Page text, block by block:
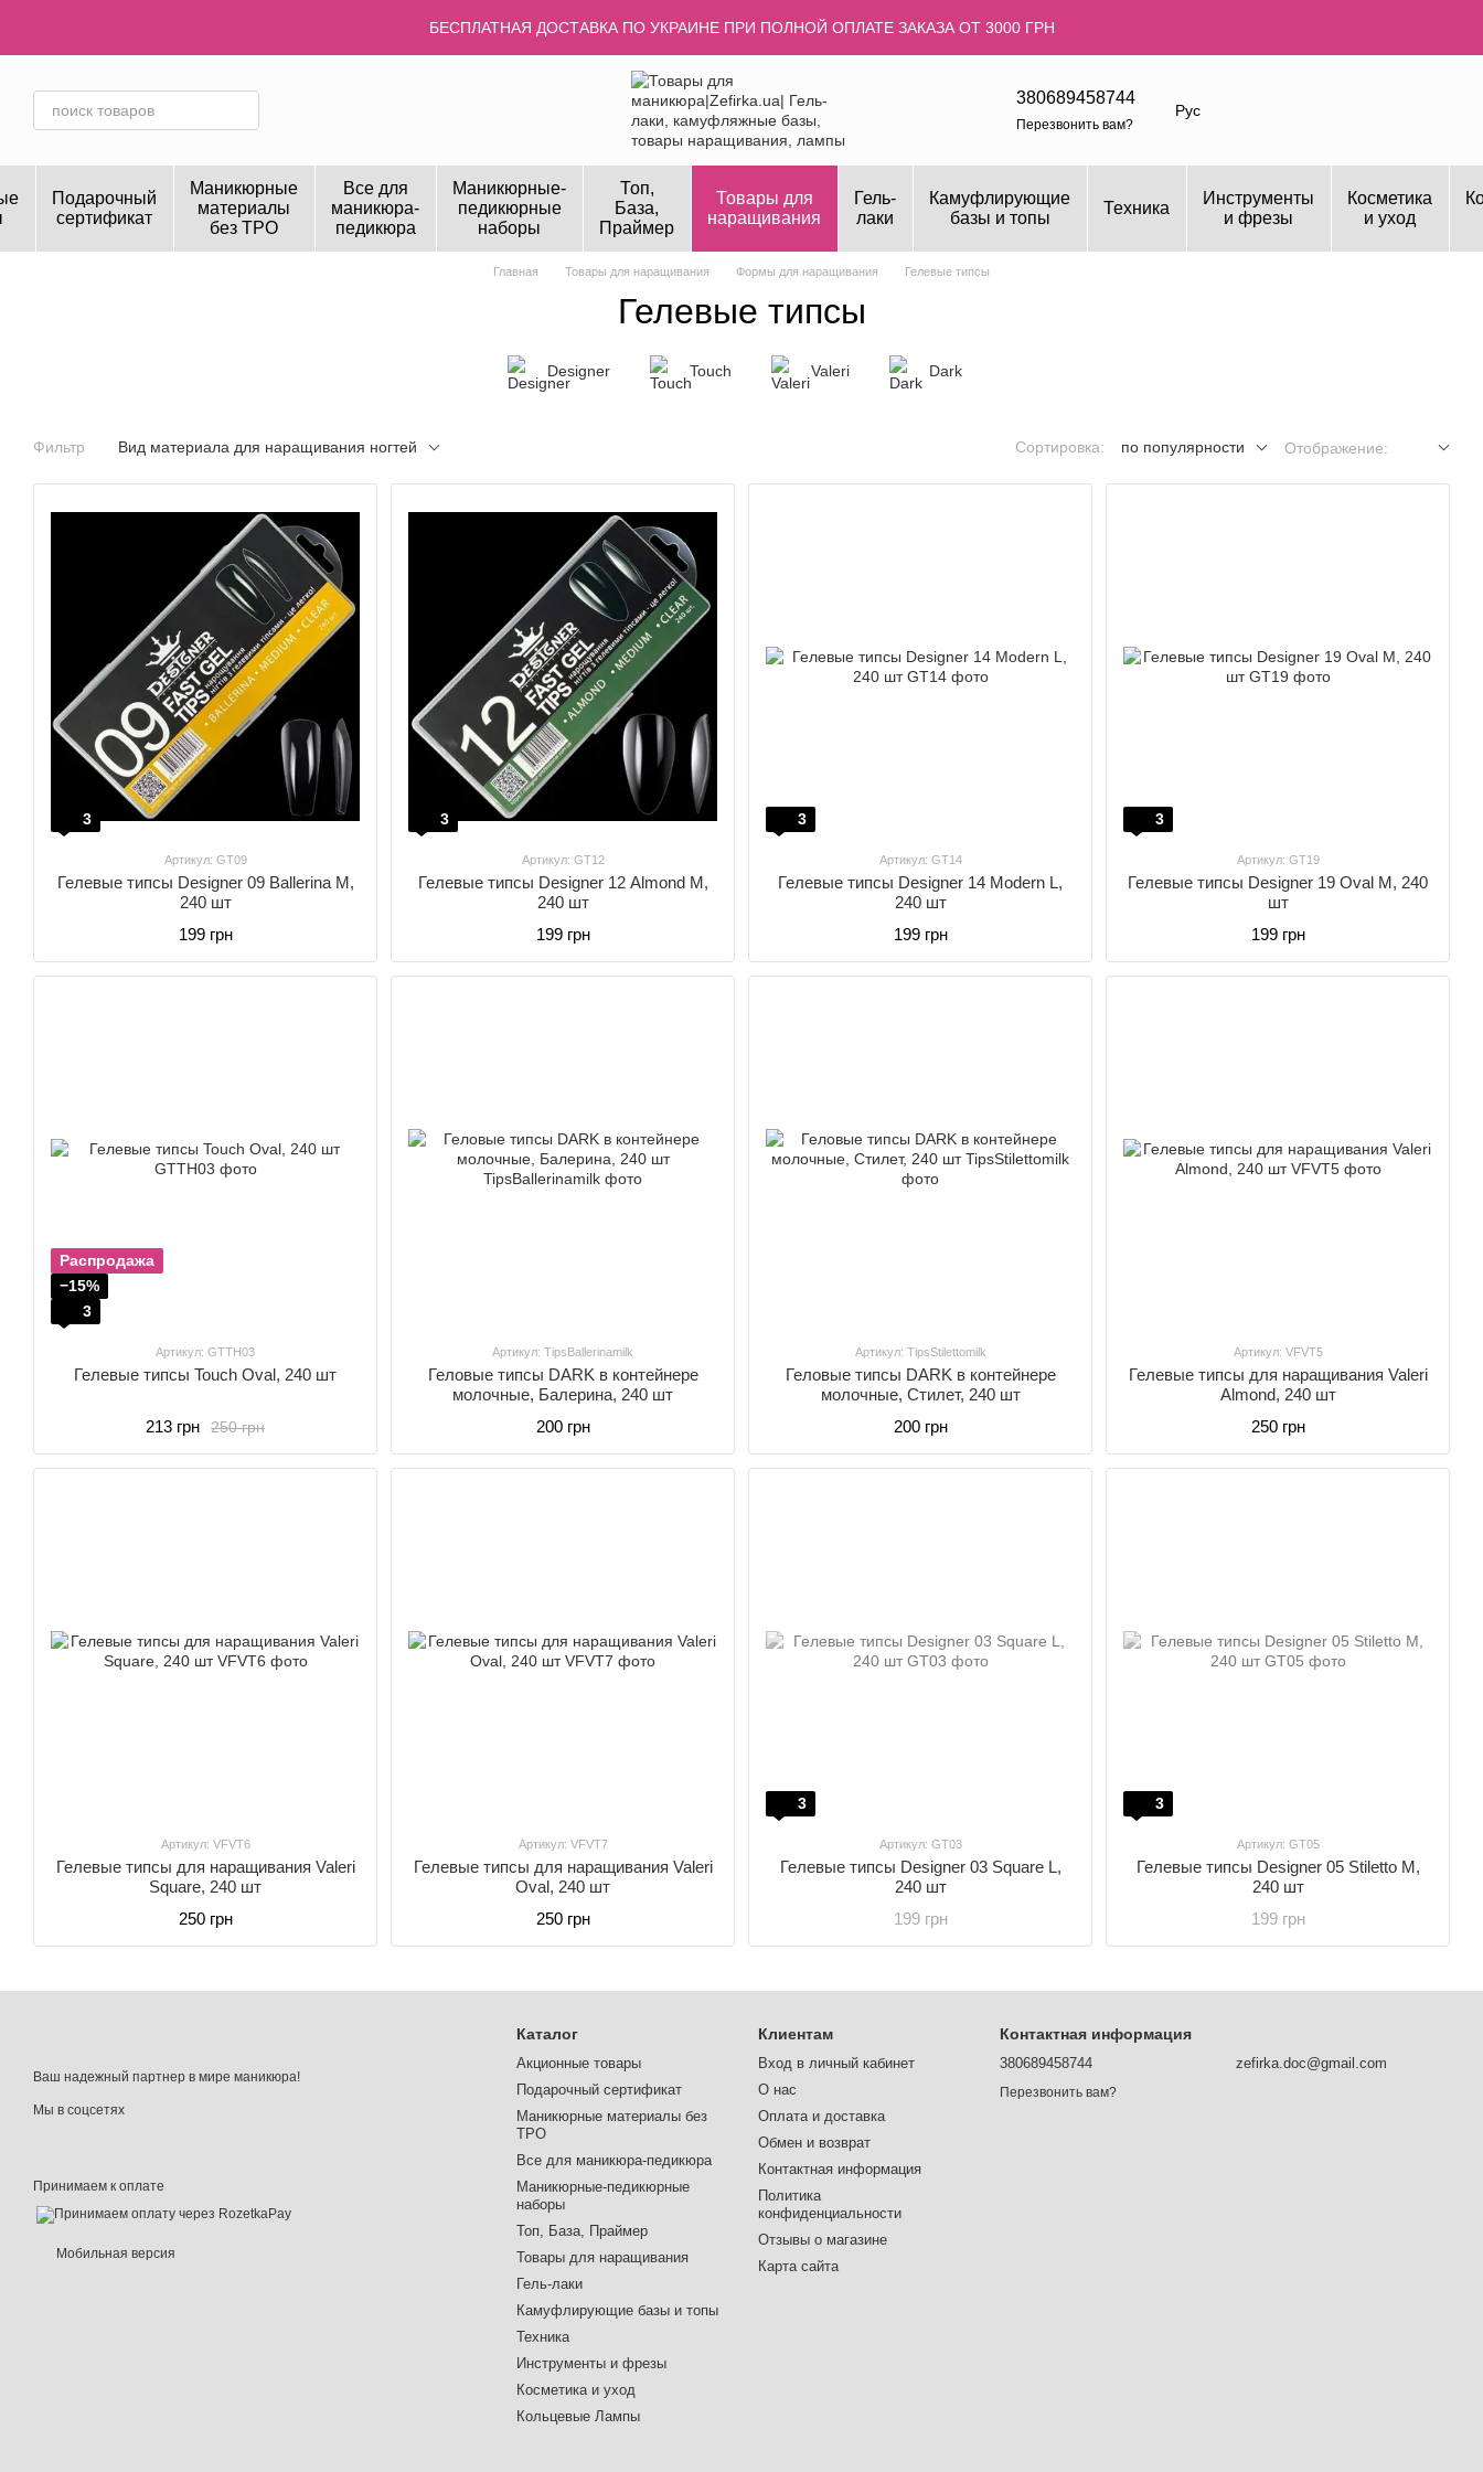
БЕСПЛАТНАЯ ДОСТАВКА ПО УКРАИНЕ ПРИ ПОЛНОЙ ОПЛАТЕ ЗАКАЗА ОТ 3000 ГРН
380689458744
Перезвонить вам?
Рус
Подарочный
сертификат
Маникюрные
материалы
без TPO
Все для
маникюра-
педикюра
Маникюрные-
педикюрные
наборы
Топ,
База,
Праймер
Товары для
наращивания
Гель-
лаки
Камуфлирующие
базы и топы
Техника
Инструменты
и фрезы
Косметика
и уход
Главная Товары для наращивания Формы для наращивания Гелевые типсы
Гелевые типсы
Designer Touch Valeri Dark
Фильтр Вид материала для наращивания ногтей Сортировка: по популярности Отображение:
3
Артикул: GT09
Гелевые типсы Designer 09 Ballerina M,
240 шт
199 грн
3
Артикул: GT12
Гелевые типсы Designer 12 Almond M,
240 шт
199 грн
3
Артикул: GT14
Гелевые типсы Designer 14 Modern L,
240 шт
199 грн
3
Артикул: GT19
Гелевые типсы Designer 19 Oval M, 240
шт
199 грн
Распродажа
−15%
3
Артикул: GTTH03
Гелевые типсы Touch Oval, 240 шт
250 грн
213 грн
Артикул: TipsBallerinamilk
Геловые типсы DARK в контейнере
молочные, Балерина, 240 шт
200 грн
Артикул: TipsStilettomilk
Геловые типсы DARK в контейнере
молочные, Стилет, 240 шт
200 грн
Артикул: VFVT5
Гелевые типсы для наращивания Valeri
Almond, 240 шт
250 грн
Артикул: VFVT6
Гелевые типсы для наращивания Valeri
Square, 240 шт
250 грн
Артикул: VFVT7
Гелевые типсы для наращивания Valeri
Oval, 240 шт
250 грн
3
Артикул: GT03
Гелевые типсы Designer 03 Square L,
240 шт
199 грн
3
Артикул: GT05
Гелевые типсы Designer 05 Stiletto M,
240 шт
199 грн
Ваш надежный партнер в мире маникюра!
Мы в соцсетях
Принимаем к оплате
Мобильная версия
Каталог
Акционные товары
Подарочный сертификат
Маникюрные материалы без
TPO
Все для маникюра-педикюра
Маникюрные-педикюрные
наборы
Топ, База, Праймер
Товары для наращивания
Гель-лаки
Камуфлирующие базы и топы
Техника
Инструменты и фрезы
Косметика и уход
Кольцевые Лампы
Клиентам
Вход в личный кабинет
О нас
Оплата и доставка
Обмен и возврат
Контактная информация
Политика
конфиденциальности
Отзывы о магазине
Карта сайта
Контактная информация
380689458744
Перезвонить вам?
zefirka.doc@gmail.com